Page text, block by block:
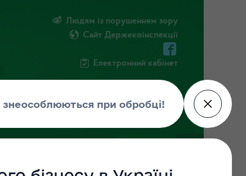
Людям із порушенням зору
Сайт Держекоінспекції
Електронний кабінет